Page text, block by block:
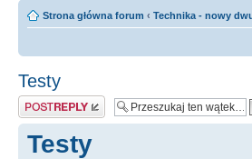
Strona główna forum ‹ Technika - nowy
Testy
Odpowiedz
Testy